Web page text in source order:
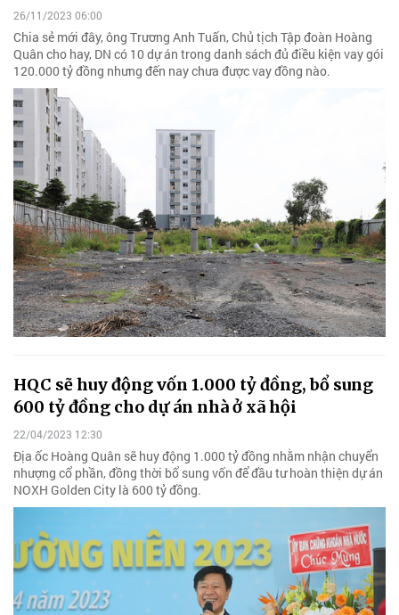
26/11/2023 06:00
Chia sẻ mới đây, ông Trương Anh Tuấn, Chủ tịch Tập đoàn Hoàng
Quân cho hay, DN có 10 dự án trong danh sách đủ điều kiện vay gói
120.000 tỷ đồng nhưng đến nay chưa được vay đồng nào.
HQC sẽ huy động vốn 1.000 tỷ đồng, bổ sung
600 tỷ đồng cho dự án nhà ở xã hội
22/04/2023 12:30
Địa ốc Hoàng Quân sẽ huy động 1.000 tỷ đồng nhằm nhận chuyển
nhượng cổ phần, đồng thời bổ sung vốn để đầu tư hoàn thiện dự án
NOXH Golden City là 600 tỷ đồng.